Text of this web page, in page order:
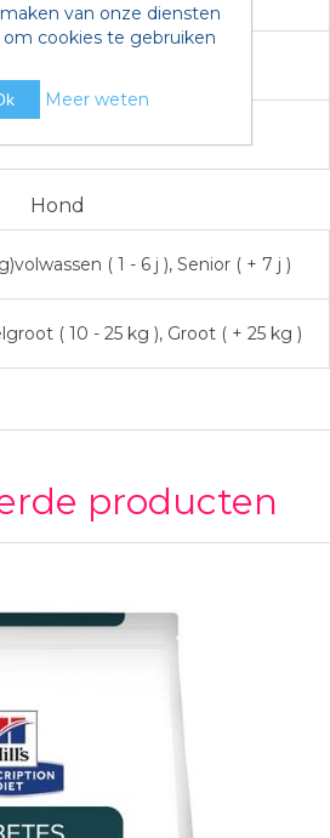
Hill's
Hond
( 1 - 6 j ), Senior ( + 7 j )
( 10 - 25 kg ), Groot ( + 25 kg )
producten
van onze diensten
cookies te gebruiken
Meer weten